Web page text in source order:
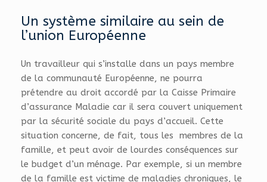
Un système similaire au sein de
l’union Européenne
Un travailleur qui s’installe dans un pays membre
de la communauté Européenne, ne pourra
prétendre au droit accordé par la Caisse Primaire
d’assurance Maladie car il sera couvert uniquement
par la sécurité sociale du pays d’accueil. Cette
situation concerne, de fait, tous les membres de la
famille, et peut avoir de lourdes conséquences sur
le budget d’un ménage. Par exemple, si un membre
de la famille est victime de maladies chroniques, le